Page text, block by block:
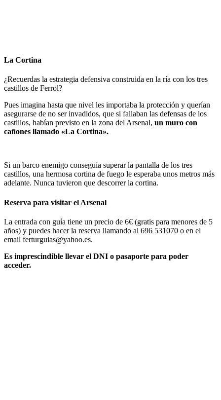
La Cortina
¿Recuerdas la estrategia defensiva construida en la ría con los tres
castillos de Ferrol?
Pues imagina hasta que nivel les importaba la protección y querían
asegurarse de no ser invadidos, que si fallaban las defensas de los
castillos, habían previsto en la zona del Arsenal, un muro con
cañones llamado «La Cortina».
Si un barco enemigo conseguía superar la pantalla de los tres
castillos, una hermosa cortina de fuego le esperaba unos metros más
adelante. Nunca tuvieron que descorrer la cortina.
Reserva para visitar el Arsenal
La entrada con guía tiene un precio de 6€ (gratis para menores de 5
años) y puedes hacer la reserva llamando al 696 531070 o en el
email ferturguias@yahoo.es.
Es imprescindible llevar el DNI o pasaporte para poder
acceder.